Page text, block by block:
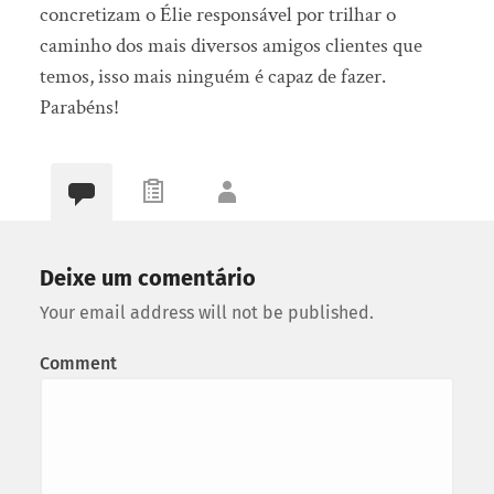
concretizam o Élie responsável por trilhar o
caminho dos mais diversos amigos clientes que
temos, isso mais ninguém é capaz de fazer.
Parabéns!
Deixe um comentário
Your email address will not be published.
Comment